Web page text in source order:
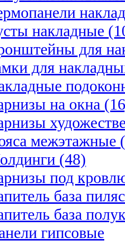
накладные
для
для
на окна
межэтажные
(48)
под
база
база
гипсовые